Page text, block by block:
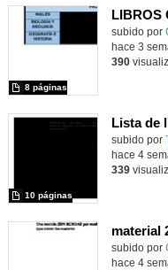
LIBROS
subido por
8 páginas
hace 3
390
Lista de
subido por
10 páginas
hace 4
339
material
subido por
hace 4